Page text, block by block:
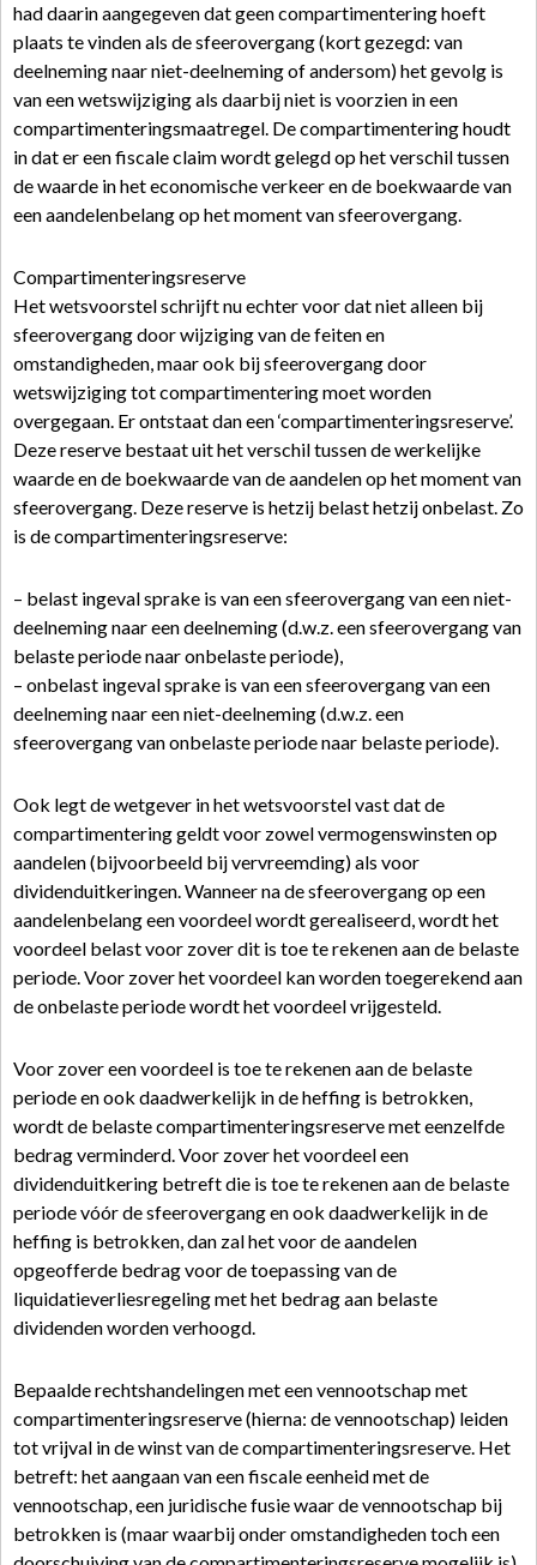
had daarin aangegeven dat geen compartimentering hoeft
plaats te vinden als de sfeerovergang (kort gezegd: van
deelneming naar niet-deelneming of andersom) het gevolg is
van een wetswijziging als daarbij niet is voorzien in een
compartimenteringsmaatregel. De compartimentering houdt
in dat er een fiscale claim wordt gelegd op het verschil tussen
de waarde in het economische verkeer en de boekwaarde van
een aandelenbelang op het moment van sfeerovergang.
Compartimenteringsreserve
Het wetsvoorstel schrijft nu echter voor dat niet alleen bij
sfeerovergang door wijziging van de feiten en
omstandigheden, maar ook bij sfeerovergang door
wetswijziging tot compartimentering moet worden
overgegaan. Er ontstaat dan een ‘compartimenteringsreserve’.
Deze reserve bestaat uit het verschil tussen de werkelijke
waarde en de boekwaarde van de aandelen op het moment van
sfeerovergang. Deze reserve is hetzij belast hetzij onbelast. Zo
is de compartimenteringsreserve:
– belast ingeval sprake is van een sfeerovergang van een niet-
deelneming naar een deelneming (d.w.z. een sfeerovergang van
belaste periode naar onbelaste periode),
– onbelast ingeval sprake is van een sfeerovergang van een
deelneming naar een niet-deelneming (d.w.z. een
sfeerovergang van onbelaste periode naar belaste periode).
Ook legt de wetgever in het wetsvoorstel vast dat de
compartimentering geldt voor zowel vermogenswinsten op
aandelen (bijvoorbeeld bij vervreemding) als voor
dividenduitkeringen. Wanneer na de sfeerovergang op een
aandelenbelang een voordeel wordt gerealiseerd, wordt het
voordeel belast voor zover dit is toe te rekenen aan de belaste
periode. Voor zover het voordeel kan worden toegerekend aan
de onbelaste periode wordt het voordeel vrijgesteld.
Voor zover een voordeel is toe te rekenen aan de belaste
periode en ook daadwerkelijk in de heffing is betrokken,
wordt de belaste compartimenteringsreserve met eenzelfde
bedrag verminderd. Voor zover het voordeel een
dividenduitkering betreft die is toe te rekenen aan de belaste
periode vóór de sfeerovergang en ook daadwerkelijk in de
heffing is betrokken, dan zal het voor de aandelen
opgeofferde bedrag voor de toepassing van de
liquidatieverliesregeling met het bedrag aan belaste
dividenden worden verhoogd.
Bepaalde rechtshandelingen met een vennootschap met
compartimenteringsreserve (hierna: de vennootschap) leiden
tot vrijval in de winst van de compartimenteringsreserve. Het
betreft: het aangaan van een fiscale eenheid met de
vennootschap, een juridische fusie waar de vennootschap bij
betrokken is (maar waarbij onder omstandigheden toch een